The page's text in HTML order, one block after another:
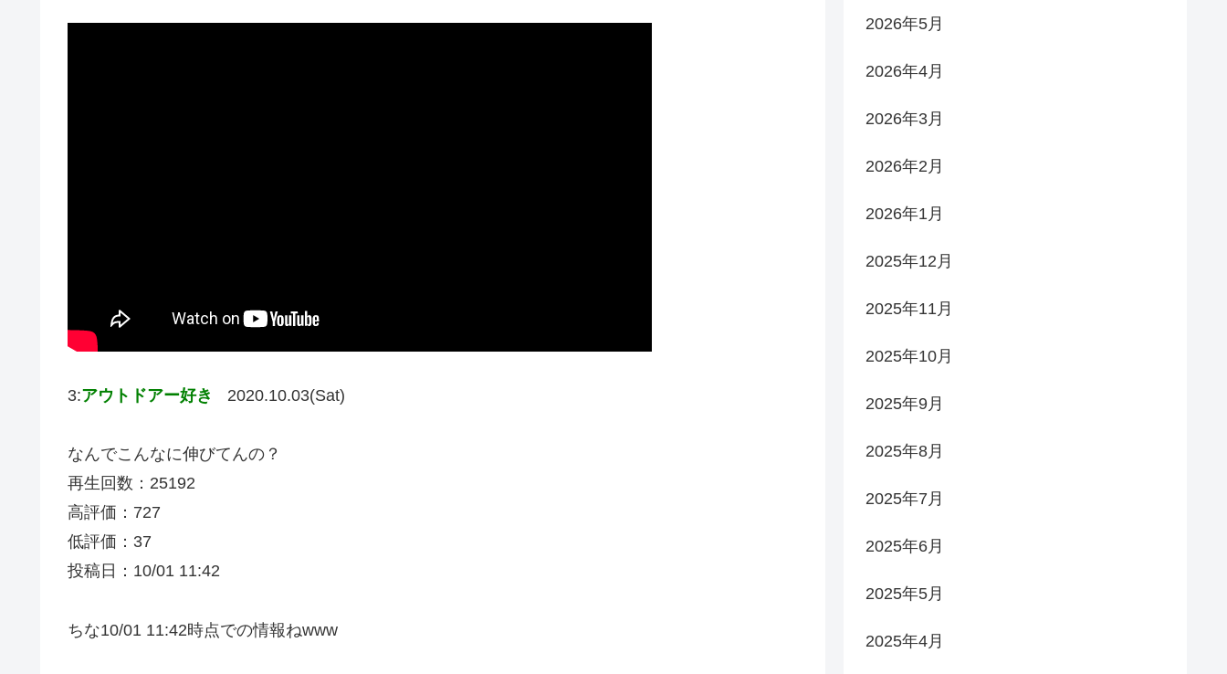
3:アウトドアー好き 2020.10.03(Sat)
なんでこんなに伸びてんの？
再生回数：25192
高評価：727
低評価：37
投稿日：10/01 11:42
ちな10/01 11:42時点での情報ねwww
2026年5月
2026年4月
2026年3月
2026年2月
2026年1月
2025年12月
2025年11月
2025年10月
2025年9月
2025年8月
2025年7月
2025年6月
2025年5月
2025年4月